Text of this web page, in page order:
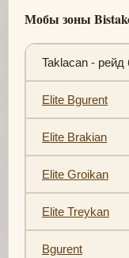
Мобы зоны
Taklacan - рейд
Elite Bgurent
Elite Brakian
Elite Groikan
Elite Treykan
Bgurent